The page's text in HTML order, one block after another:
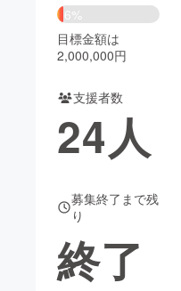
CAMPFIRE Creation
コミュニティ
6%
目標金額は
2,000,000円
支援者数
24人
募集終了まで残
り
終了